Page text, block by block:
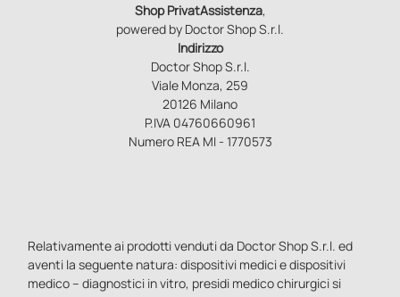
Shop PrivatAssistenza,
powered by Doctor Shop S.r.l.
Indirizzo
Doctor Shop S.r.l.
Viale Monza, 259
20126 Milano
P.IVA 04760660961
Numero REA MI - 1770573
Relativamente ai prodotti venduti da Doctor Shop S.r.l. ed
aventi la seguente natura: dispositivi medici e dispositivi
medico – diagnostici in vitro, presidi medico chirurgici si